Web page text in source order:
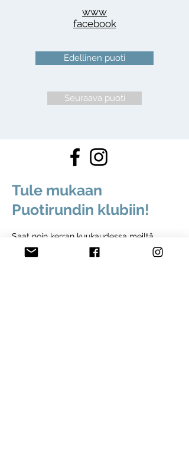
www
facebook
Edellinen puoti
Seuraava puoti
Tule mukaan
Puotirundin klubiin!
Saat noin kerran kuukaudessa meiltä
uutiskirjeen, jossa kerromme Puotirundin
kuulumisista, tarjouksista, vinkeistä ja